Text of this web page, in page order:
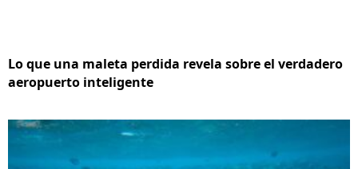
Lo que una maleta perdida revela sobre el verdadero
aeropuerto inteligente